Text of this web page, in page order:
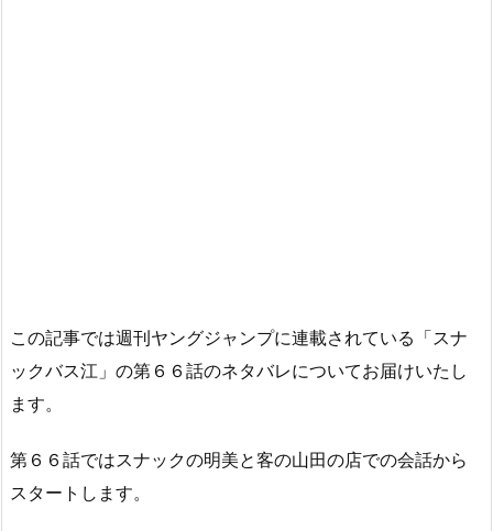
この記事では週刊ヤングジャンプに連載されている「スナ
ックバス江」の第６６話のネタバレについてお届けいたし
ます。
第６６話ではスナックの明美と客の山田の店での会話から
スタートします。